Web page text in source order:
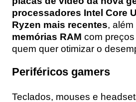
processadores Intel Core
Ryzen mais recentes, além
memórias RAM com
quem quer otimizar o
Periféricos gamers
Teclados, mouses e